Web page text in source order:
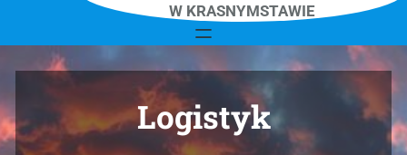
W KRASNYMSTAWIE
Logistyk